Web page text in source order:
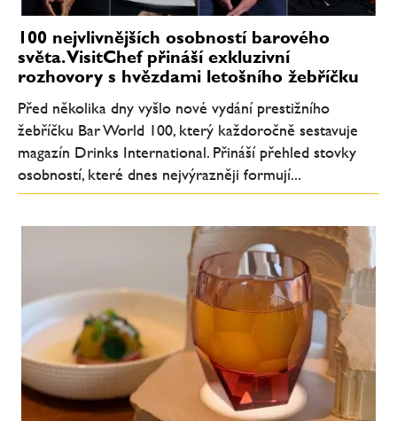
100 nejvlivnějších osobností barového
světa. VisitChef přináší exkluzivní
rozhovory s hvězdami letošního žebříčku
Před několika dny vyšlo nové vydání prestižního
žebříčku Bar World 100, který každoročně sestavuje
magazín Drinks International. Přináší přehled stovky
osobností, které dnes nejvýrazněji formují...